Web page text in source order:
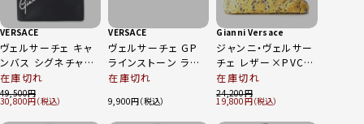
VERSACE
ヴェルサーチェ キャ
ンバス シグネチャー
ロゴ トートバッグ
DBFH683 ブラック
在庫切れ
49,500
30,800
VERSACE
ヴェルサーチェ GP
ラインストーン ラウ
ンド イヤリング ゴー
在庫切れ
9,900
Gianni Versace
ジャンニ・ヴェルサー
チェ レザー×PVC
レオパード ハンドバ
ッグ ブラック×イエ
ロー
在庫切れ
24,200
19,800